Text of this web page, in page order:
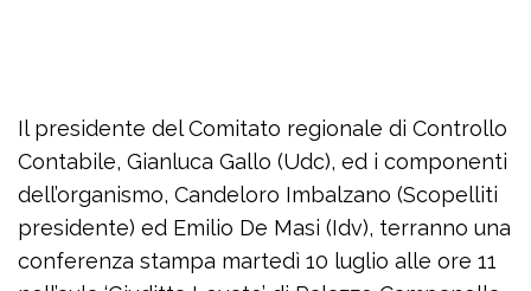
Il presidente del Comitato regionale di Controllo
Contabile, Gianluca Gallo (Udc), ed i componenti
dell’organismo, Candeloro Imbalzano (Scopelliti
presidente) ed Emilio De Masi (Idv), terranno una
conferenza stampa martedì 10 luglio alle ore 11